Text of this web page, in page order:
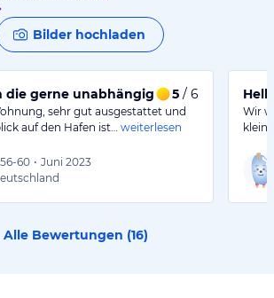
Bilder hochladen
die gerne unabhängig sind und nicht .
5 / 6
sehr gut ausgestattet und
auf den Hafen ist…
weiterlesen
56-60 • Juni 2023
Wir
Alle Bewertungen (16)